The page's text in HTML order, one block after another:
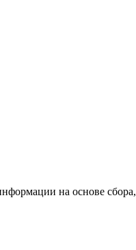
на основе сбора,